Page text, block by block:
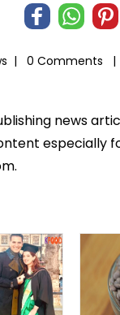
| 0 Comments |
news
especially